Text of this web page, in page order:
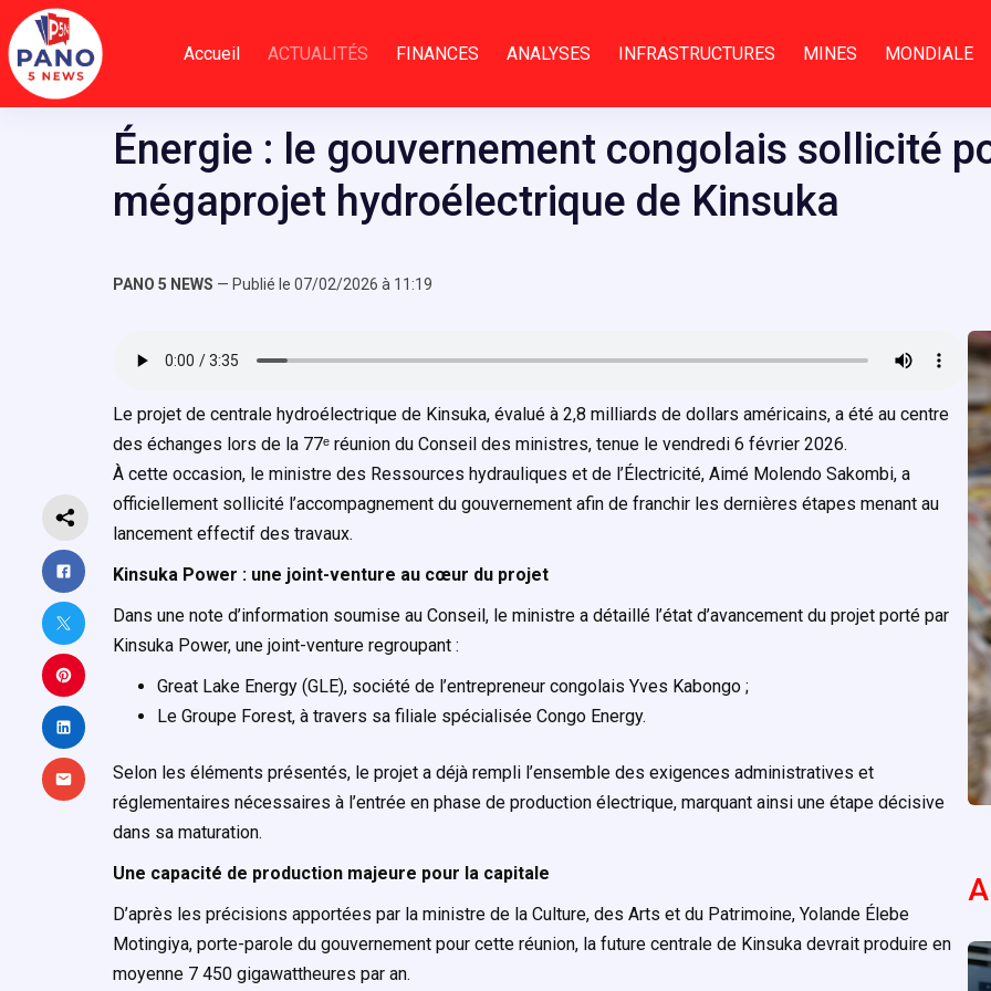
Passer
au
contenu
Accueil ACTUALITÉS FINANCES ANALYSES INFRASTRUCTURES MINES MONDIALE
Énergie : le gouvernement congolais sollicité
mégaprojet hydroélectrique de Kinsuka
PANO 5 NEWS — Publié le 07/02/2026 à 11:19
Le projet de centrale hydroélectrique de Kinsuka, évalué à 2,8 milliards de dollars américains, a été au centre
des échanges lors de la 77ᵉ réunion du Conseil des ministres, tenue le vendredi 6 février 2026.
À cette occasion, le ministre des Ressources hydrauliques et de l’Électricité, Aimé Molendo Sakombi, a
officiellement sollicité l’accompagnement du gouvernement afin de franchir les dernières étapes menant au
lancement effectif des travaux.
Kinsuka Power : une joint-venture au cœur du projet
Dans une note d’information soumise au Conseil, le ministre a détaillé l’état d’avancement du projet porté par
Kinsuka Power, une joint-venture regroupant :
Great Lake Energy (GLE), société de l’entrepreneur congolais Yves Kabongo ;
Le Groupe Forest, à travers sa filiale spécialisée Congo Energy.
Selon les éléments présentés, le projet a déjà rempli l’ensemble des exigences administratives et
réglementaires nécessaires à l’entrée en phase de production électrique, marquant ainsi une étape décisive
dans sa maturation.
Une capacité de production majeure pour la capitale
D’après les précisions apportées par la ministre de la Culture, des Arts et du Patrimoine, Yolande Élebe
Motingiya, porte-parole du gouvernement pour cette réunion, la future centrale de Kinsuka devrait produire en
moyenne 7 450 gigawattheures par an.